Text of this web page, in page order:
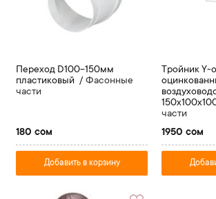
Переход D100-150мм
пластиковый
Фасонные
части
180 сом
Добавить в корзину
Тройник Y-
части
1950 сом